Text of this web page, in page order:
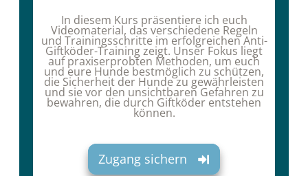
In diesem Kurs präsentiere ich euch
Videomaterial, das verschiedene Regeln
und Trainingsschritte im erfolgreichen Anti-
Giftköder-Training zeigt. Unser Fokus liegt
auf praxiserprobten Methoden, um euch
und eure Hunde bestmöglich zu schützen,
die Sicherheit der Hunde zu gewährleisten
und sie vor den unsichtbaren Gefahren zu
bewahren, die durch Giftköder entstehen
können.
Zugang sichern